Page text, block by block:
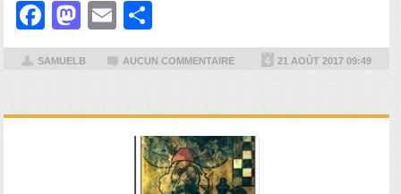
FacebookMastodonEmail
SAMUELB AUCUN COMMENTAIRE 21 AOÛT 2017 09:49